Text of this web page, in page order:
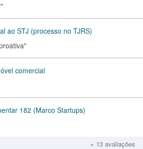
ao STJ (processo no TJRS)
comercial
182 (Marco Startups)
+ 13 avaliações